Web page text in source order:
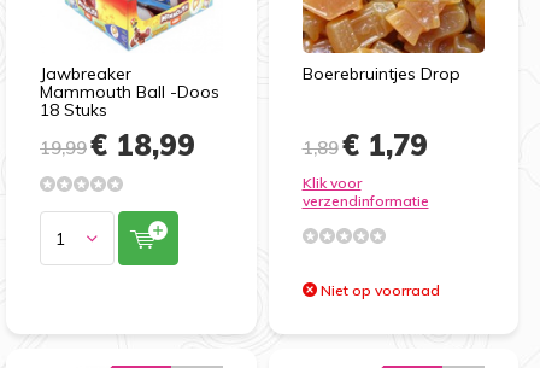
Jawbreaker
Mammouth Ball -Doos
18 Stuks
19,99€ 18,99
Boerebruintjes Drop
1,89€ 1,79
Klik voor
verzendinformatie
Niet op voorraad